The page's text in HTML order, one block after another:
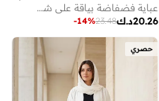
عباية فضفاضة بياقة على شكل حرف مزينة
د.ك20.26
23.48
-14%
حصري